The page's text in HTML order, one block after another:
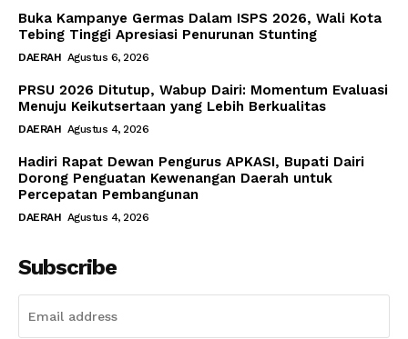
Buka Kampanye Germas Dalam ISPS 2026, Wali Kota
Tebing Tinggi Apresiasi Penurunan Stunting
DAERAH Agustus 6, 2026
PRSU 2026 Ditutup, Wabup Dairi: Momentum Evaluasi
Menuju Keikutsertaan yang Lebih Berkualitas
DAERAH Agustus 4, 2026
Hadiri Rapat Dewan Pengurus APKASI, Bupati Dairi
Dorong Penguatan Kewenangan Daerah untuk
Percepatan Pembangunan
DAERAH Agustus 4, 2026
Subscribe